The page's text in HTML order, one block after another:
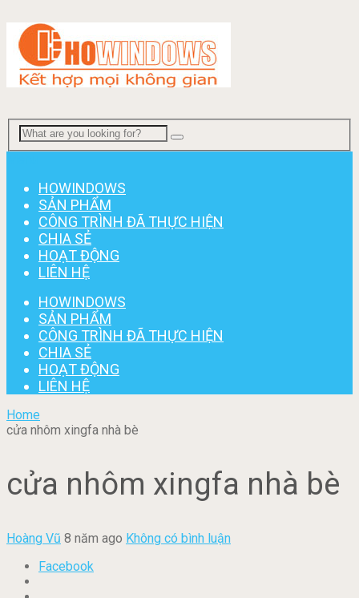
HOWINDOWS
SẢN PHẨM
CÔNG TRÌNH ĐÃ THỰC HIỆN
CHIA SẺ
HOẠT ĐỘNG
LIÊN HỆ
HOWINDOWS
SẢN PHẨM
CÔNG TRÌNH ĐÃ THỰC HIỆN
CHIA SẺ
HOẠT ĐỘNG
LIÊN HỆ
Home
cửa nhôm xingfa nhà bè
cửa nhôm xingfa nhà bè
Hoàng Vũ 8 năm ago Không có bình luận
Facebook